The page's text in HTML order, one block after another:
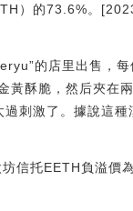
）的73.6%。
的店里出售，
黃酥脆，然后夾在
刺激了。據說這種
信托EETH負溢價